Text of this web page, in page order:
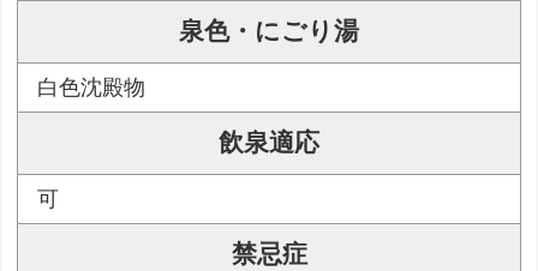
泉色・にごり湯
白色沈殿物
飲泉適応
可
禁忌症